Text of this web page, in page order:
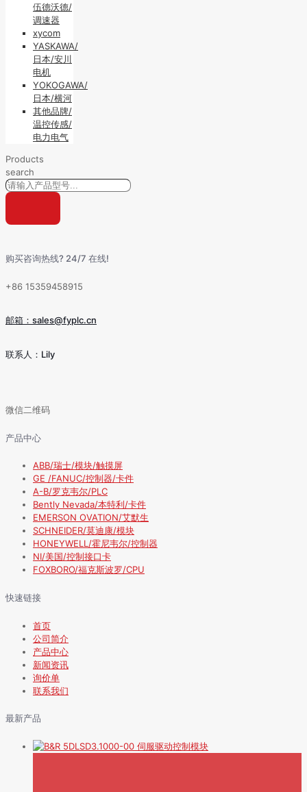
伍德沃德/
调速器
xycom
YASKAWA/
日本/安川
电机
YOKOGAWA/
日本/横河
其他品牌/
温控传感/
电力电气
Products
search
购买咨询热线? 24/7 在线!
+86 15359458915
邮箱：sales@fyplc.cn
联系人：Lily
微信二维码
产品中心
ABB/瑞士/模块/触摸屏
GE /FANUC/控制器/卡件
A-B/罗克韦尔/PLC
Bently Nevada/本特利/卡件
EMERSON OVATION/艾默生
SCHNEIDER/莫迪康/模块
HONEYWELL/霍尼韦尔/控制器
NI/美国/控制接口卡
FOXBORO/福克斯波罗/CPU
快速链接
首页
公司简介
产品中心
新闻资讯
询价单
联系我们
最新产品